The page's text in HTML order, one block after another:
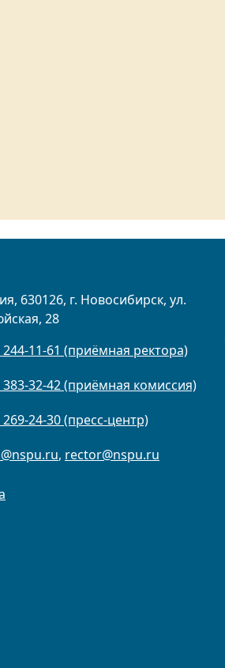
630126, г. Новосибирск, ул.
28
244-11-61 (приёмная ректора)
383-32-42 (приёмная комиссия)
269-24-30 (пресс-центр)
, rector@nspu.ru